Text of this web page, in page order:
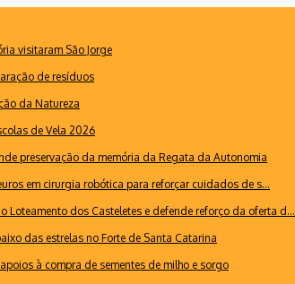
visitaram São Jorge
de resíduos
da Natureza
de Vela 2026
preservação da memória da Regata da Autonomia
em cirurgia robótica para reforçar cuidados de s...
Loteamento dos Casteletes e defende reforço da oferta d...
das estrelas no Forte de Santa Catarina
à compra de sementes de milho e sorgo